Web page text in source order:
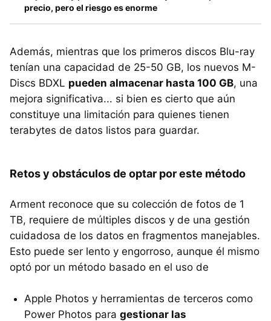
precio, pero el riesgo es enorme
Además, mientras que los primeros discos Blu-ray
tenían una capacidad de 25-50 GB, los nuevos M-
Discs BDXL pueden almacenar hasta 100 GB, una
mejora significativa... si bien es cierto que aún
constituye una limitación para quienes tienen
terabytes de datos listos para guardar.
Retos y obstáculos de optar por este método
Arment reconoce que su colección de fotos de 1
TB, requiere de múltiples discos y de una gestión
cuidadosa de los datos en fragmentos manejables.
Esto puede ser lento y engorroso, aunque él mismo
optó por un método basado en el uso de
Apple Photos y herramientas de terceros como
Power Photos para gestionar las